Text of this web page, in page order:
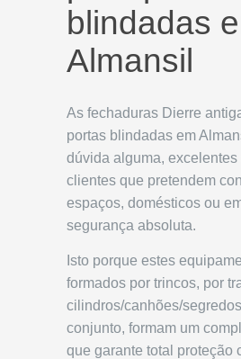
blindadas
Almansil
As fechaduras Dierre
portas blindadas em
dúvida alguma, excelentes
clientes que pretendem
espaços, domésticos ou
segurança absoluta.
Isto porque estes
formados por trincos, por
cilindros/canhões/
conjunto, formam um
que garante total proteção